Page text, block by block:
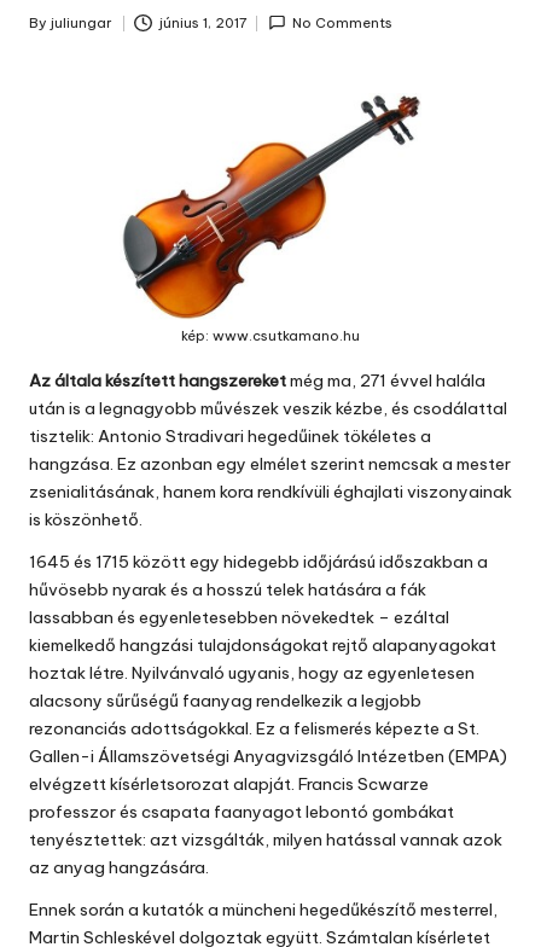
Posted
By juliungar június 1, 2017 No Comments
kép: www.csutkamano.hu
Az általa készített hangszereketmég ma, 271 évvel halála
után is a legnagyobb művészek veszik kézbe, és csodálattal
tisztelik: Antonio Stradivari hegedűinek tökéletes a
hangzása. Ez azonban egy elmélet szerint nemcsak a mester
zsenialitásának, hanem kora rendkívüli éghajlati viszonyainak
is köszönhető.
1645 és 1715 között egy hidegebb időjárású időszakban a
hűvösebb nyarak és a hosszú telek hatására a fák
lassabban és egyenletesebben növekedtek – ezáltal
kiemelkedő hangzási tulajdonságokat rejtő alapanyagokat
hoztak létre. Nyilvánvaló ugyanis, hogy az egyenletesen
alacsony sűrűségű faanyag rendelkezik a legjobb
rezonanciás adottságokkal. Ez a felismerés képezte a St.
Gallen-i Államszövetségi Anyagvizsgáló Intézetben (EMPA)
elvégzett kísérletsorozat alapját. Francis Scwarze
professzor és csapata faanyagot lebontó gombákat
tenyésztettek: azt vizsgálták, milyen hatással vannak azok
az anyag hangzására.
Ennek során a kutatók a müncheni hegedűkészítő mesterrel,
Martin Schleskével dolgoztak együtt. Számtalan kísérletet